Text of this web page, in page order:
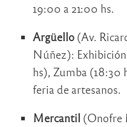
19:00 a 21:00 hs.
Argüello(Av.
Núñez):
hs), Zumba (18:30
feria de artesanos.
Mercantil (Onofre